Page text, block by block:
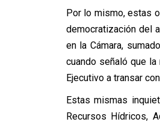
Por lo mismo, estas
democratización del
en la Cámara,
cuando señaló que
Ejecutivo a transar
Estas mismas
Recursos Hídricos,